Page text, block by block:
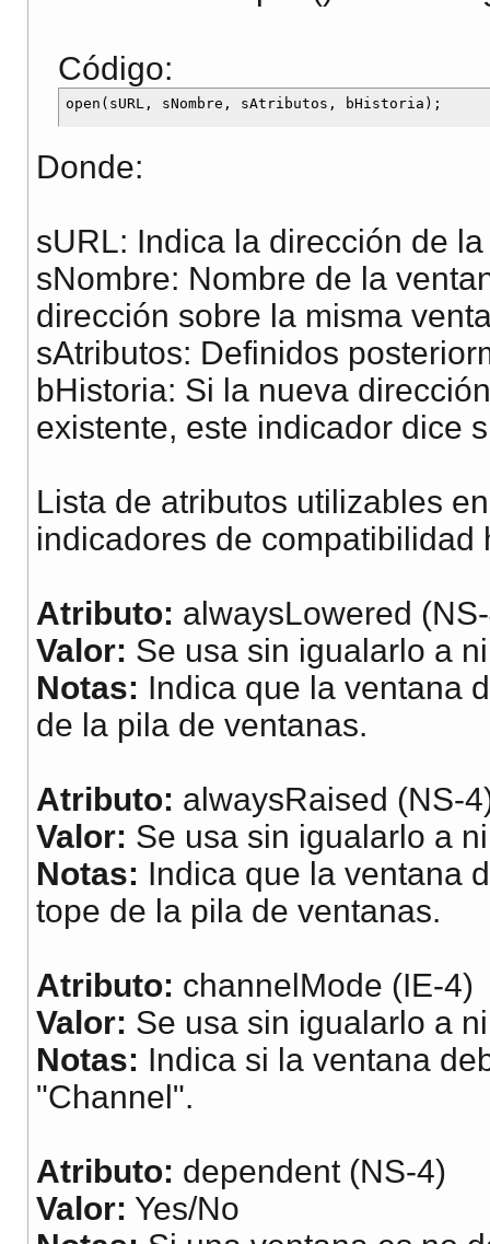
<input type=button
<input type=button
SetLineStyle(valor)
valor=1 => Línea
valor=2 => Linea
SetLineColor(R, G, B)
Intensidad del color
de 0 a 255 de la
SetFillColor(R, G, B)
Intensidad del color
del relleno del texto
SetFont('font', Tam,
font: Arial, Verdana,
Tam: El tamaño de la
B: 0=> Normal; 1=>
It: 0=> Normal; 1=>
Sub: 0=> Normal; 1=>
Tach: 0=> Normal; 1=>
Text('texto', H, V,
texto: El texto que
H: Posición
V: Posición
-->
Código:
Donde:
sURL: Indica la dirección de
sNombre: Nombre de la
dirección sobre la misma
sAtributos: Definidos
bHistoria: Si la nueva
existente, este indicador dice
Lista de atributos utilizables
indicadores de compatibilidad
Atributo: alwaysLowered
Valor: Se usa sin igualarlo a
Notas: Indica que la ventana
de la pila de ventanas.
Atributo: alwaysRaised (NS-
Valor: Se usa sin igualarlo a
Notas: Indica que la ventana
tope de la pila de ventanas.
Atributo: channelMode (IE-4)
Valor: Se usa sin igualarlo a
Notas: Indica si la ventana
"Channel".
Atributo: dependent (NS-4)
Valor: Yes/No